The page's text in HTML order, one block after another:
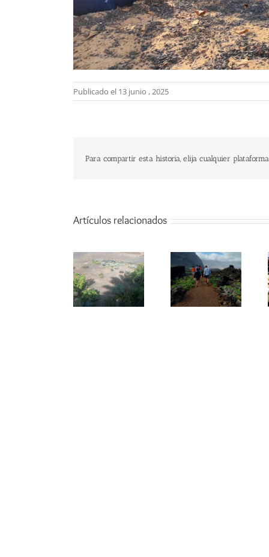
Publicado el 13 junio , 2025
Para compartir esta historia, elija cualquier plataforma
Artículos relacionados